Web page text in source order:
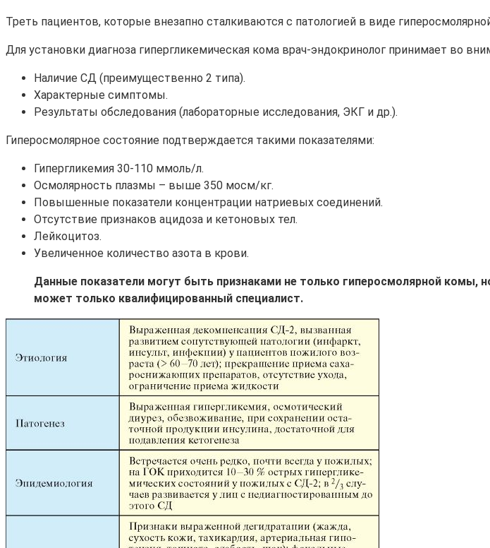
Треть пациентов, которые внезапно сталкиваются с патологией в виде
Для установки диагноза гипергликемическая кома врач-эндокринолог принимает во
Наличие СД (преимущественно 2 типа).
Характерные симптомы.
Результаты обследования (лабораторные исследования, ЭКГ и др.).
Гиперосмолярное состояние подтверждается такими показателями:
Гипергликемия 30-110 ммоль/л.
Осмолярность плазмы – выше 350 мосм/кг.
Повышенные показатели концентрации натриевых соединений.
Отсутствие признаков ацидоза и кетоновых тел.
Лейкоцитоз.
Увеличенное количество азота в крови.
Данные показатели могут быть признаками не только гиперосмолярной комы,
может только квалифицированный специалист.